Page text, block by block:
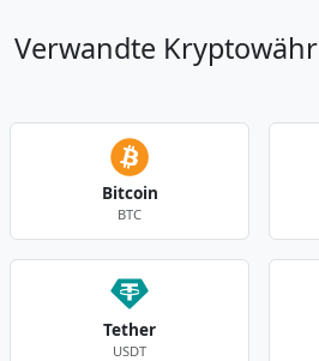
Verwandte
Bitcoin
BTC
Tether
USDT